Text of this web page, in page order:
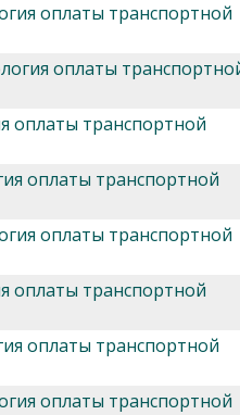
оплаты транспортной
оплаты
оплаты транспортной
оплаты транспортной
оплаты транспортной
оплаты транспортной
оплаты транспортной
оплаты транспортной